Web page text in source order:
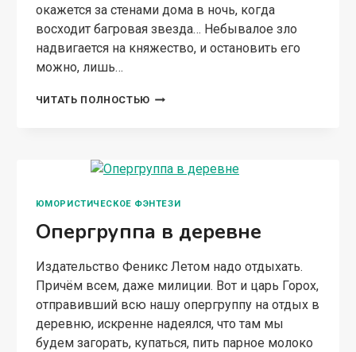
окажется за стенами дома в ночь, когда
восходит багровая звезда… Небывалое зло
надвигается на княжество, и остановить его
можно, лишь…
ЧИТАТЬ ПОЛНОСТЬЮ ЗАКЛЯТИЕ.
И
ЮМОРИСТИЧЕСКОЕ ФЭНТЕЗИ
Опергруппа в деревне
Издательство Феникс Летом надо отдыхать.
Причём всем, даже милиции. Вот и царь Горох,
отправивший всю нашу опергруппу на отдых в
деревню, искренне надеялся, что там мы
будем загорать, купаться, пить парное молоко